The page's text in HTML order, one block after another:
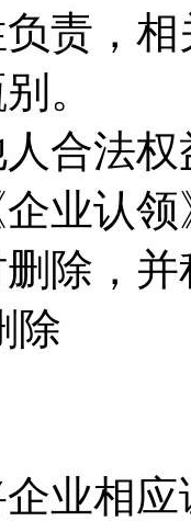
责，
。
合法
企业认
除，
除
业相